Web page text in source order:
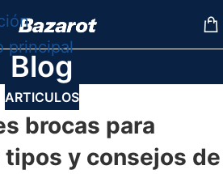
principal
Blog
ARTICULOS
brocas para
y consejos de